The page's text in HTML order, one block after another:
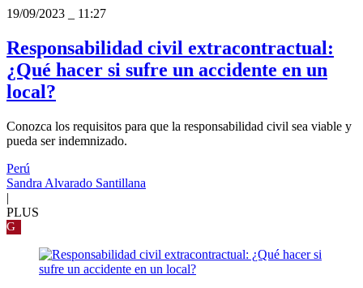
19/09/2023
11:27
Responsabilidad civil extracontractual:
¿Qué hacer si sufre un accidente en un
local?
Conozca los requisitos para que la responsabilidad civil sea viable y
pueda ser indemnizado.
Perú
Sandra Alvarado Santillana
|
PLUS
G